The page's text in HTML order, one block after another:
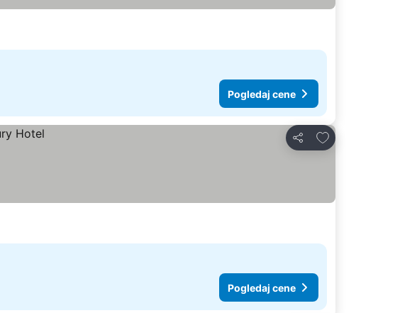
Pogledaj cene
Deli
Dodati u favorite
Pogledaj cene